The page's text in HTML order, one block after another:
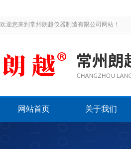
欢迎您来到常州朗越仪器制造有限公司网站！
网站首页 关于我们